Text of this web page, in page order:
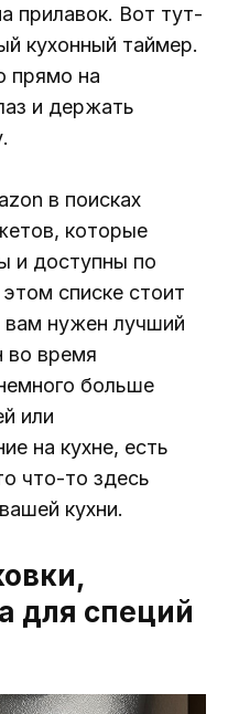
прилавок. Вот тут-
кухонный таймер.
прямо на
и держать
в поисках
которые
и доступны по
списке стоит
вам нужен лучший
во время
больше
или
на кухне, есть
что-то здесь
кухни.
для специй